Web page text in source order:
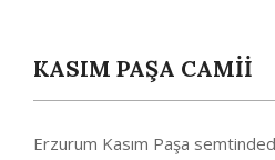
KASIM PAŞA CAMİİ
Erzurum Kasım Paşa